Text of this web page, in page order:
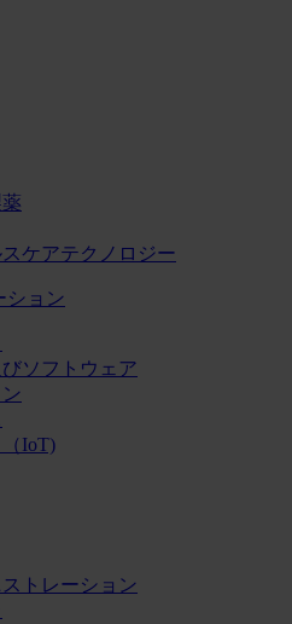
ケアテクノロジー
ション
ソフトウェア
IoT)
トレーション